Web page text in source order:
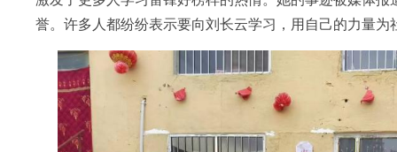
誉。许多人都纷纷表示要向刘长云学习，用自己的力量为